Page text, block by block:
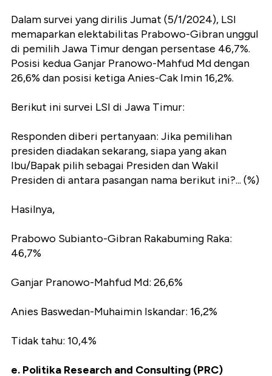
Dalam survei yang dirilis Jumat (5/1/2024), LSI
memaparkan elektabilitas Prabowo-Gibran unggul
di pemilih Jawa Timur dengan persentase 46,7%.
Posisi kedua Ganjar Pranowo-Mahfud Md dengan
26,6% dan posisi ketiga Anies-Cak Imin 16,2%.
Berikut ini survei LSI di Jawa Timur:
Responden diberi pertanyaan: Jika pemilihan
presiden diadakan sekarang, siapa yang akan
Ibu/Bapak pilih sebagai Presiden dan Wakil
Presiden di antara pasangan nama berikut ini?... (%)
Hasilnya,
Prabowo Subianto-Gibran Rakabuming Raka:
46,7%
Ganjar Pranowo-Mahfud Md: 26,6%
Anies Baswedan-Muhaimin Iskandar: 16,2%
Tidak tahu: 10,4%
e. Politika Research and Consulting (PRC)